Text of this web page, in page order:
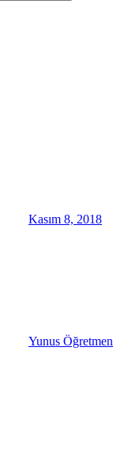
Kasım 8, 2018
Yunus Öğretmen